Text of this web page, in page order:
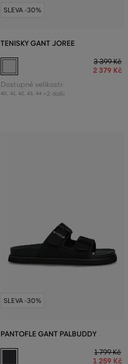
SLEVA -30%
TENISKY GANT JOREE
3 399 Kč
2 379 Kč
Dostupné velikosti:
40 41, 42 43 44 +2 další
SLEVA -30%
PANTOFLE GANT PALBUDDY
1 799 Kč
1 259 Kč